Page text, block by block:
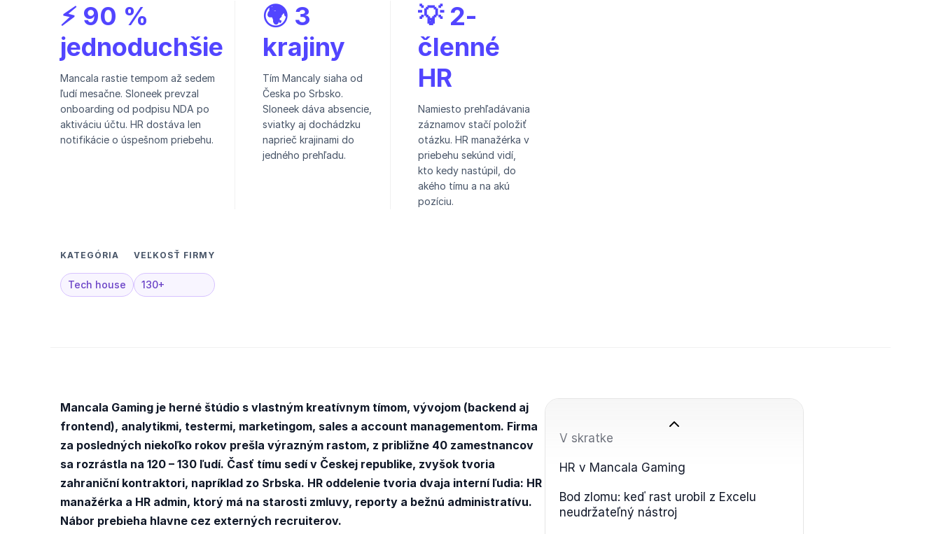
⚡ 90 %
jednoduchšie
Mancala rastie tempom až sedem
ľudí mesačne. Sloneek prevzal
onboarding od podpisu NDA po
aktiváciu účtu. HR dostáva len
notifikácie o úspešnom priebehu.
🌍 3
krajiny
Tím Mancaly siaha od
Česka po Srbsko.
Sloneek dáva absencie,
sviatky aj dochádzku
naprieč krajinami do
jedného prehľadu.
💡 2-
členné
HR
Namiesto prehľadávania
záznamov stačí položiť
otázku. HR manažérka v
priebehu sekúnd vidí,
kto kedy nastúpil, do
akého tímu a na akú
pozíciu.
KATEGÓRIA
Tech house
VEĽKOSŤ FIRMY
130+
Mancala Gaming je herné štúdio s vlastným kreatívnym tímom, vývojom (backend aj
frontend), analytikmi, testermi, marketingom, sales a account managementom. Firma
za posledných niekoľko rokov prešla výrazným rastom, z približne 40 zamestnancov
sa rozrástla na 120 – 130 ľudí. Časť tímu sedí v Českej republike, zvyšok tvoria
zahraniční kontraktori, napríklad zo Srbska. HR oddelenie tvoria dvaja interní ľudia: HR
manažérka a HR admin, ktorý má na starosti zmluvy, reporty a bežnú administratívu.
Nábor prebieha hlavne cez externých recruiterov.
V skratke
HR v Mancala Gaming
Bod zlomu: keď rast urobil z Excelu
neudržateľný nástroj